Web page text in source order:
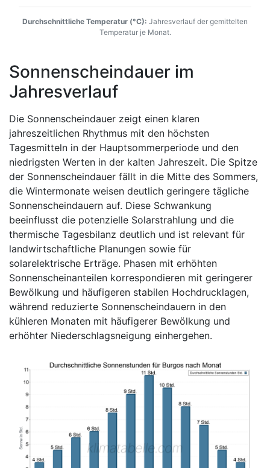
Durchschnittliche Temperatur (°C): Jahresverlauf der gemittelten
Temperatur je Monat.
Sonnenscheindauer im
Jahresverlauf
Die Sonnenscheindauer zeigt einen klaren
jahreszeitlichen Rhythmus mit den höchsten
Tagesmitteln in der Hauptsommerperiode und den
niedrigsten Werten in der kalten Jahreszeit. Die Spitze
der Sonnenscheindauer fällt in die Mitte des Sommers,
die Wintermonate weisen deutlich geringere tägliche
Sonnenscheindauern auf. Diese Schwankung
beeinflusst die potenzielle Solarstrahlung und die
thermische Tagesbilanz deutlich und ist relevant für
landwirtschaftliche Planungen sowie für
solarelektrische Erträge. Phasen mit erhöhten
Sonnenscheinanteilen korrespondieren mit geringerer
Bewölkung und häufigeren stabilen Hochdrucklagen,
während reduzierte Sonnenscheindauern in den
kühleren Monaten mit häufigerer Bewölkung und
erhöhter Niederschlagsneigung einhergehen.